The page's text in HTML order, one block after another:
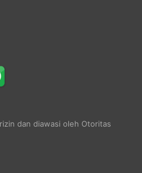
dan diawasi oleh Otoritas